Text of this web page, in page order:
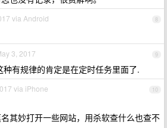
8
via Android
9
3, 2017
有规律的肯定是在定时任务里面了.
10
via iPhone
其妙打开一些网站，用杀软查什么也查不